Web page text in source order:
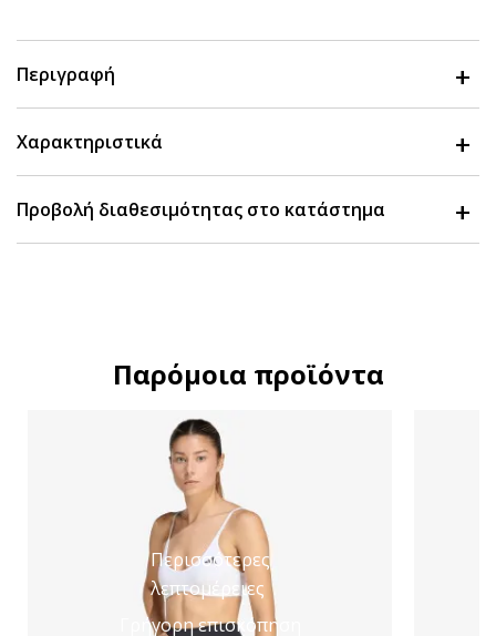
Περιγραφή
Χαρακτηριστικά
Προβολή διαθεσιμότητας στο κατάστημα
Παρόμοια προϊόντα
Περισσότερες
λεπτομέρειες
Γρήγορη επισκόπηση